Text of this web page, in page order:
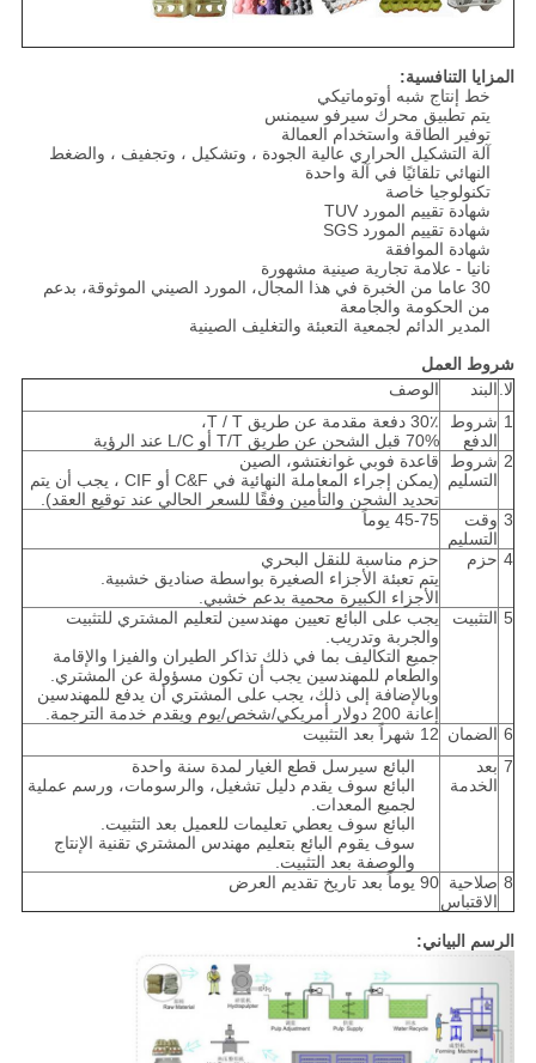
المزايا التنافسية:
خط إنتاج شبه أوتوماتيكي
يتم تطبيق محرك سيرفو سيمنس
توفير الطاقة واستخدام العمالة
آلة التشكيل الحراري عالية الجودة ، وتشكيل ، وتجفيف ، والضغط
النهائي تلقائيًا في آلة واحدة
تكنولوجيا خاصة
شهادة تقييم المورد TUV
شهادة تقييم المورد SGS
شهادة الموافقة
نانيا - علامة تجارية صينية مشهورة
30 عاما من الخبرة في هذا المجال، المورد الصيني الموثوقة، بدعم
من الحكومة والجامعة
المدير الدائم لجمعية التعبئة والتغليف الصينية
شروط العمل
لا.البند
الوصف
1 شروط
الدفع
30٪ دفعة مقدمة عن طريق T / T،
70% قبل الشحن عن طريق T/T أو L/C عند الرؤية
2 شروط
التسليم
قاعدة فوبي غوانغتشو، الصين
(يمكن إجراء المعاملة النهائية في C&F أو CIF ، يجب أن يتم
تحديد الشحن والتأمين وفقًا للسعر الحالي عند توقيع العقد).
3 وقت
التسليم
45-75 يوماً
4 حزم
حزم مناسبة للنقل البحري
يتم تعبئة الأجزاء الصغيرة بواسطة صناديق خشبية.
الأجزاء الكبيرة محمية بدعم خشبي.
5 التثبيت
يجب على البائع تعيين مهندسين لتعليم المشتري للتثبيت
والجربة وتدريب.
جميع التكاليف بما في ذلك تذاكر الطيران والفيزا والإقامة
والطعام للمهندسين يجب أن تكون مسؤولة عن المشتري.
وبالإضافة إلى ذلك، يجب على المشتري أن يدفع للمهندسين
إعانة 200 دولار أمريكي/شخص/يوم ويقدم خدمة الترجمة.
6 الضمان 12 شهراً بعد التثبيت
7 بعد
الخدمة
البائع سيرسل قطع الغيار لمدة سنة واحدة
البائع سوف يقدم دليل تشغيل، والرسومات، ورسم عملية
لجميع المعدات.
البائع سوف يعطي تعليمات للعميل بعد التثبيت.
سوف يقوم البائع بتعليم مهندس المشتري تقنية الإنتاج
والوصفة بعد التثبيت.
8 صلاحية
الاقتباس
90 يوماً بعد تاريخ تقديم العرض
الرسم البياني: